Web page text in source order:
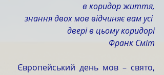
в коридор життя,
двері в цьому коридорі
Франк Сміт